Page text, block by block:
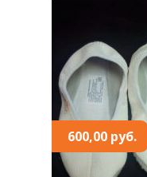
600,00 руб.